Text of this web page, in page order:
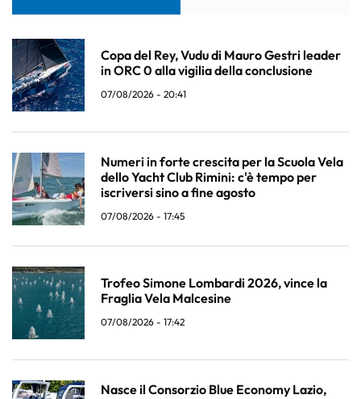
Copa del Rey, Vudu di Mauro Gestri leader
in ORC 0 alla vigilia della conclusione
07/08/2026 - 20:41
Numeri in forte crescita per la Scuola Vela
dello Yacht Club Rimini: c'è tempo per
iscriversi sino a fine agosto
07/08/2026 - 17:45
Trofeo Simone Lombardi 2026, vince la
Fraglia Vela Malcesine
07/08/2026 - 17:42
Nasce il Consorzio Blue Economy Lazio,